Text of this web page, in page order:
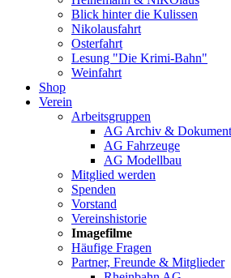
Blick hinter die Kulissen
Nikolausfahrt
Osterfahrt
Lesung "Die Krimi-Bahn"
Weinfahrt
Shop
Verein
Arbeitsgruppen
AG Archiv &
AG Fahrzeuge
AG Modellbau
Mitglied werden
Spenden
Vorstand
Vereinshistorie
Imagefilme
Häufige Fragen
Partner, Freunde & Mitglieder